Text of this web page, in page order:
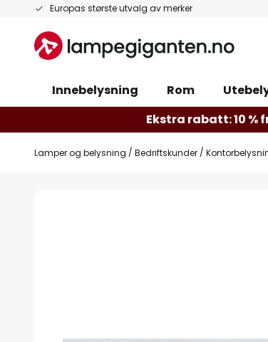
Europas største utvalg av merker
Hopp
innhold
Innebelysning
Rom
Ekstra rabatt: 10 %
Lamper og belysning Bedriftskunder